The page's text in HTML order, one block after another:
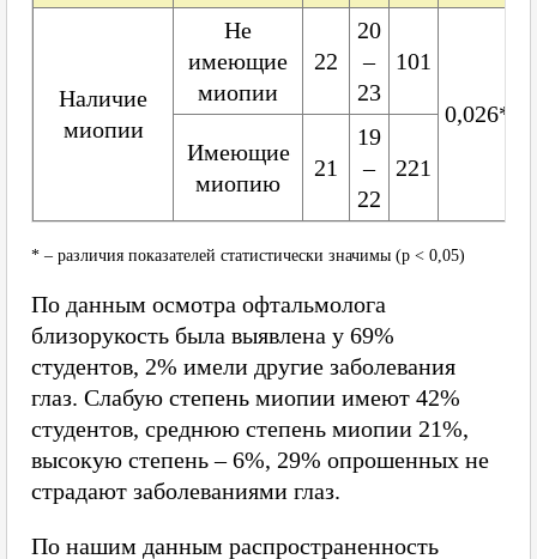
Наличие
миопии
Не
имеющие
миопии
22
20
–
23
101
0,026*
Имеющие
миопию
21
19
–
22
221
* – различия показателей статистически значимы (p < 0,05)
По данным осмотра офтальмолога
близорукость была выявлена у 69%
студентов, 2% имели другие заболевания
глаз. Слабую степень миопии имеют 42%
студентов, среднюю степень миопии 21%,
высокую степень – 6%, 29% опрошенных не
страдают заболеваниями глаз.
По нашим данным распространенность